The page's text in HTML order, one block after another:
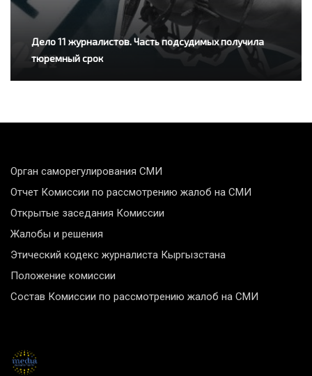
Дело 11 журналистов. Часть подсудимых получила
тюремный срок
Орган саморегулирования СМИ
Отчет Комиссии по рассмотрению жалоб на СМИ
Открытые заседания Комиссии
Жалобы и решения
Этический кодекс журналиста Кыргызстана
Положение комиссии
Состав Комиссии по рассмотрению жалоб на СМИ